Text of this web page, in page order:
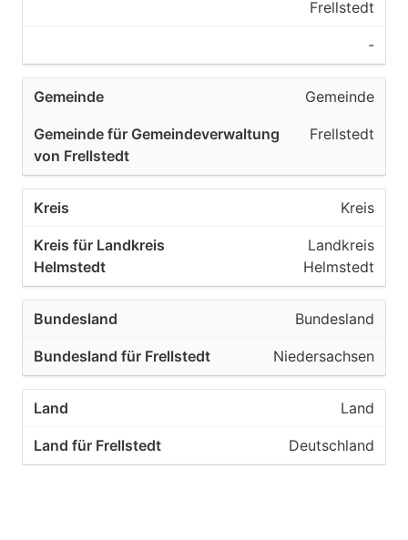
Frellstedt
-
Gemeinde
Frellstedt
Kreis
Landkreis
Helmstedt
Bundesland
Niedersachsen
Land
Deutschland